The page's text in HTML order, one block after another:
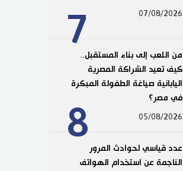
7
07/08/2026
8
من اللعب إلى بناء المستقبل..
كيف تعيد الشراكة المصرية
اليابانية صياغة الطفولة المبكرة
في مصر؟
05/08/2026
عدد قياسي لحوادث المرور
الناجمة عن استخدام الهواتف